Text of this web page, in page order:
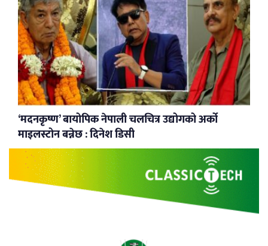
‘मदनकृष्ण’ बायोपिक नेपाली चलचित्र उद्योगको अर्को
माइलस्टोन बन्नेछ : दिनेश डिसी